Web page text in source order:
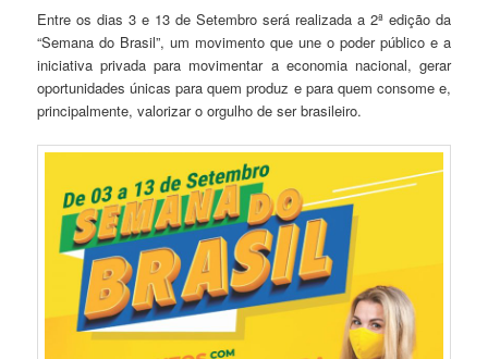
Entre os dias 3 e 13 de Setembro será realizada a 2ª edição da
“Semana do Brasil”, um movimento que une o poder público e a
iniciativa privada para movimentar a economia nacional, gerar
oportunidades únicas para quem produz e para quem consome e,
principalmente, valorizar o orgulho de ser brasileiro.